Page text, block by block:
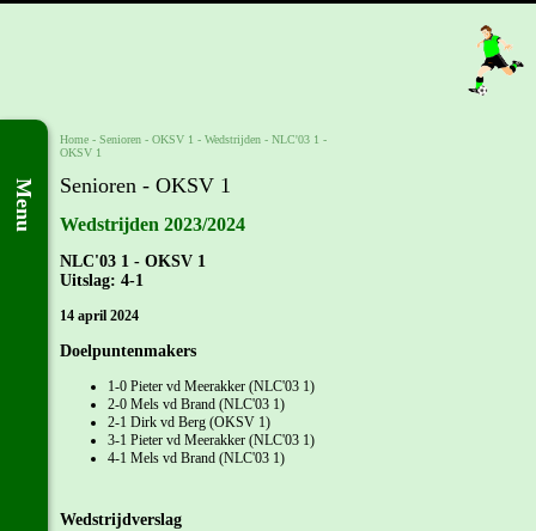
Menu
Home - Senioren - OKSV 1 - Wedstrijden - NLC'03 1 -
OKSV 1
Senioren - OKSV 1
Wedstrijden 2023/2024
NLC'03 1 - OKSV 1
Uitslag: 4-1
14 april 2024
Doelpuntenmakers
1-0 Pieter vd Meerakker (NLC'03 1)
2-0 Mels vd Brand (NLC'03 1)
2-1 Dirk vd Berg (OKSV 1)
3-1 Pieter vd Meerakker (NLC'03 1)
4-1 Mels vd Brand (NLC'03 1)
Wedstrijdverslag